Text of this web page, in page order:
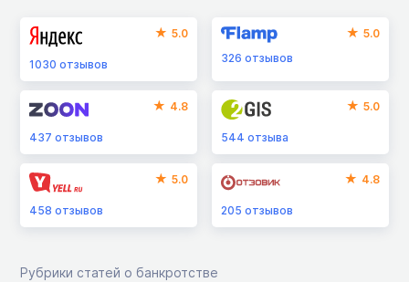
5.0
1030 отзывов
5.0
326отзывов
4.8
437 отзывов
5.0
544отзыва
5.0
458 отзывов
4.8
205отзывов
Рубрики статей о банкротстве